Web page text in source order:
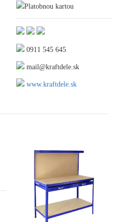
Platobnou kartou
0911 545 645
mail@kraftdele.sk
www.kraftdele.sk